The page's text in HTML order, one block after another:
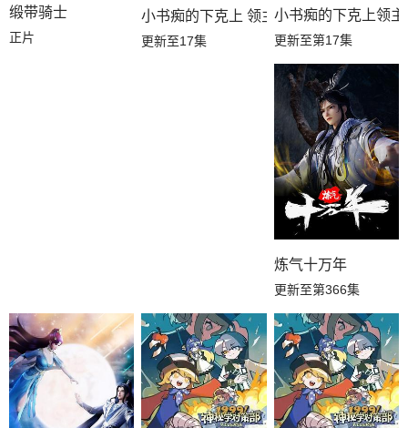
第04集 第03集
缎带骑士
正片
小书痴的下克上 领主的养女
更新至17集
小书痴的下克上领
更新至第17集
炼气十万年
更新至第366集